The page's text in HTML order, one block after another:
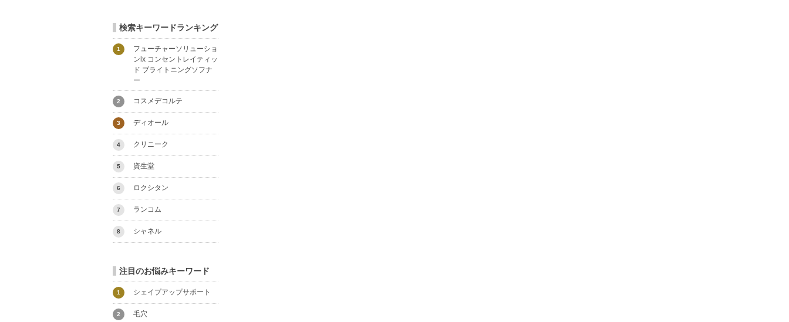
検索キーワードランキング
1
フューチャーソリューショ
ンlx コンセントレイティッ
ド ブライトニングソフナ
ー
2 コスメデコルテ
3 ディオール
4 クリニーク
5 資生堂
6 ロクシタン
7 ランコム
8 シャネル
注目のお悩みキーワード
1 シェイプアップサポート
2 毛穴